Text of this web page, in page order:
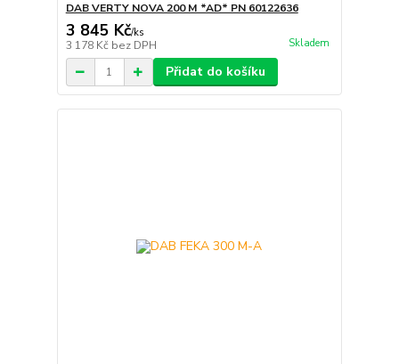
DAB VERTY NOVA 200 M *AD* PN 60122636
3 845 Kč/ks
3 178 Kč bez DPH Skladem
Přidat do košíku